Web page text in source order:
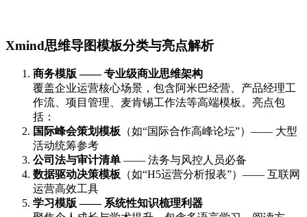
Xmind思维导图模板分类与亮点解析
商务模版 —— 专业级商业思维架构
覆盖企业运营核心场景，包含阿米巴经营、产品经理工
作流、项目管理、麦肯锡工作法等高端模板。亮点包
括：
国际峰会策划模板 （如“国际合作高峰论坛”）—— 大型
活动统筹参考
公司法与审计清单 —— 法务与风控人员必备
数据驱动决策模板 （如“H5运营分析报表”）—— 互联网
运营高效工具
学习模版 —— 系统性知识梳理利器